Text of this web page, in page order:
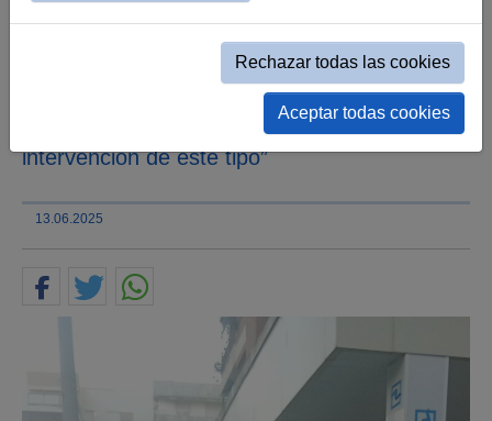
Jaime Espinar señala que “con esta
actuación cumplimos con el compromiso con
los vecinos y vecinas de esta zona, que
desde hace tiempo venían reclamando una
intervención de este tipo”
13.06.2025
Rechazar todas las cookies
Aceptar todas cookies